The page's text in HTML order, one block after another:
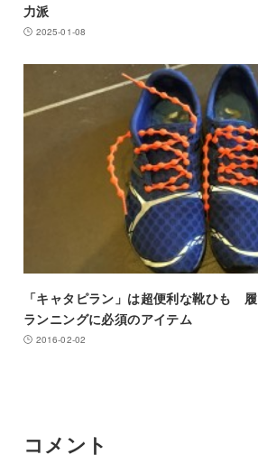
力派
2025-01-08
「キャタピラン」は超便利な靴ひも
ランニングに必須のアイテム
2016-02-02
コメント